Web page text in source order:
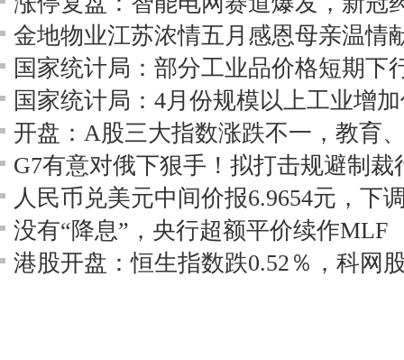
金地物业江苏浓情五月感恩母亲温情
国家统计局：4月份规模以上工业增
人民币兑美元中间价报6.9654元，下
没有“降息”，央行超额平价续作MLF